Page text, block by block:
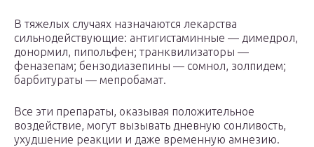
В тяжелых случаях назначаются лекарства
сильнодействующие: антигистаминные — димедрол,
донормил, пипольфен; транквилизаторы —
феназепам; бензодиазепины — сомнол, золпидем;
барбитураты — мепробамат.
Все эти препараты, оказывая положительное
воздействие, могут вызывать дневную сонливость,
ухудшение реакции и даже временную амнезию.